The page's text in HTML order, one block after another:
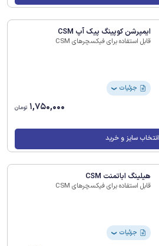
ایمپرشن کوپینگ پیک آپ CSM
قابل استفاده برای فیکسچرهای CSM
جزئیات ❯
1,750,000 تومان
انتخاب سایز و خرید
هیلینگ اباتمنت CSM
قابل استفاده برای فیکسچرهای CSM
جزئیات ❯